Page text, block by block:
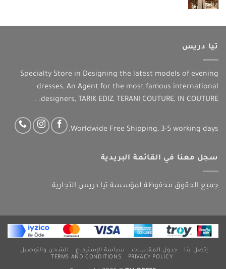
تيا دريس
Specialty Store in Designing the latest models of evening
dresses, An Agent for the most famous international
designers, TARIK EDIZ, TERANI COUTURE, IN COUTURE. .
Worldwide Free Shipping, 3-5 working days.
سجل معنا في القائمة البريدية
جميع الحقوق محفوظة لمؤسسة تيا دريس التجارية.
إتصل بنا جدول المقاسات سياسة الإسترجاع
الشحن والتوصيل
PRIVACY POLICY
TERMS AND CONDITIONS